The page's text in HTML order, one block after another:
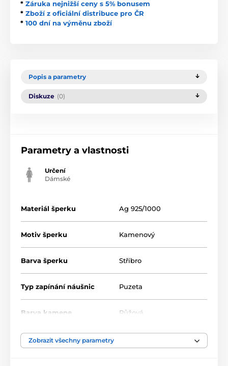
* Záruka nejnižší ceny s 5% bonusem
* Zboží z oficiální distribuce pro ČR
* 100 dní na výměnu zboží
Popis a parametry
Diskuze (0)
Parametry a vlastnosti
Určení
Dámské
Materiál šperku Ag 925/1000
Motiv šperku Kamenový
Barva šperku Stříbro
Typ zapínání náušnic Puzeta
Barva kamene Růžová
Zobrazit všechny parametry